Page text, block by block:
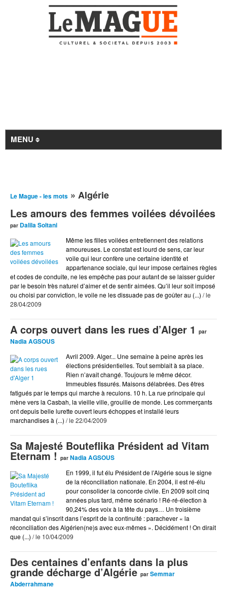
MENU
À la Une
Archives
Arts
BD
Blog Actu
Chroniques DVD
Cinéma
Coup de Coeur
Coup de Pique
Coup de Pompe
Culture
Dessin
Dessiné par Tastet
Documents
Ds Show
Éditorial
Gens du Médoc
Gogol 1er
Incasable
Interviews
J'me présente
Musik
News
Le Mague - les mots » Algérie
Les amours des femmes voilées dévoilées
par Dalila Soltani
Même les filles voilées entretiennent des relations
amoureuses. Le constat est lourd de sens, car leur
voile qui leur confère une certaine identité et
appartenance sociale, qui leur impose certaines règles
et codes de conduite, ne les empêche pas pour autant de se laisser guider
par le besoin très naturel d’aimer et de sentir aimées. Qu’il leur soit imposé
ou choisi par conviction, le voile ne les dissuade pas de goûter au (...) / le
28/04/2009
A corps ouvert dans les rues d’Alger 1 par
Nadia AGSOUS
Avril 2009. Alger... Une semaine à peine après les
élections présidentielles. Tout semblait à sa place.
Rien n’avait changé. Toujours le même décor.
Immeubles fissurés. Maisons délabrées. Des êtres
fatigués par le temps qui marche à reculons. 10 h. La rue principale qui
mène vers la Casbah, la vieille ville, grouille de monde. Les commerçants
ont depuis belle lurette ouvert leurs échoppes et installé leurs
marchandises à (...) / le 22/04/2009
Sa Majesté Bouteflika Président ad Vitam
Eternam ! par Nadia AGSOUS
En 1999, il fut élu Président de l’Algérie sous le signe
de la réconciliation nationale. En 2004, il est ré-élu
pour consolider la concorde civile. En 2009 soit cinq
années plus tard, même scénario ! Ré-ré-élection à
90,24% des voix à la tête du pays… Un troisième
mandat qui s’inscrit dans l’esprit de la continuité : parachever « la
réconciliation des Algérien(ne)s avec eux-mêmes ». Décidément ! On dirait
que (...) / le 10/04/2009
Des centaines d’enfants dans la plus
grande décharge d’Algérie par Semmar
Abderrahmane